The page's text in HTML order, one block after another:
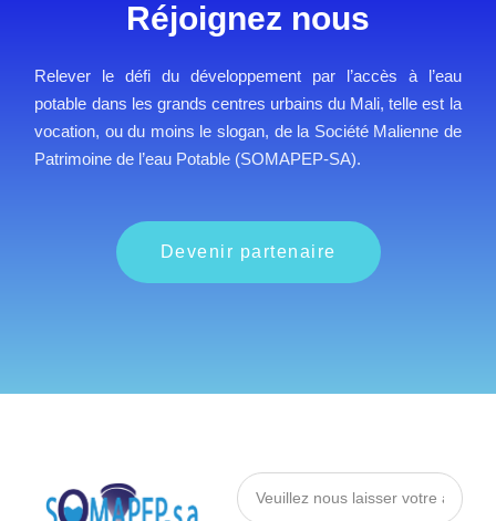
Réjoignez nous
Relever le défi du développement par l’accès à l’eau
potable dans les grands centres urbains du Mali, telle est la
vocation, ou du moins le slogan, de la Société Malienne de
Patrimoine de l’eau Potable (SOMAPEP-SA).
Devenir partenaire